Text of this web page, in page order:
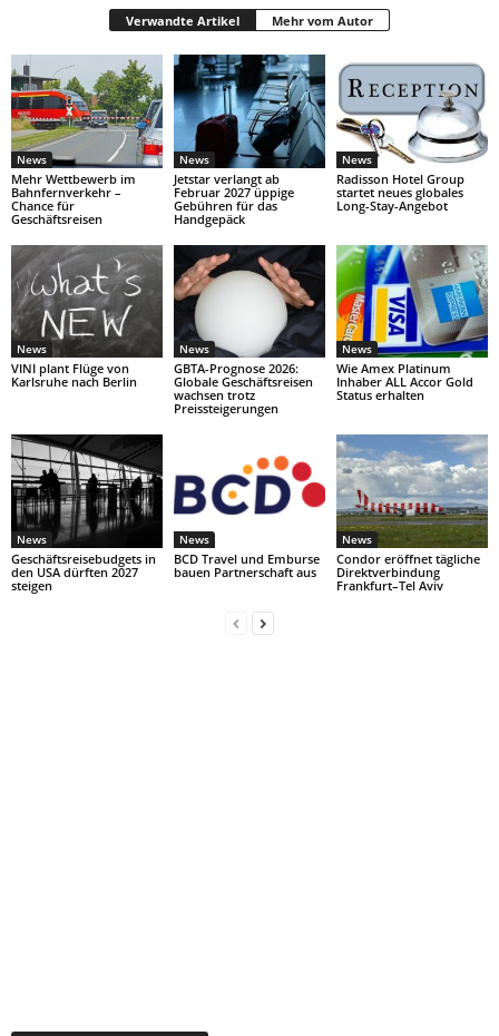
Verwandte Artikel Mehr vom Autor
News
Mehr Wettbewerb im
Bahnfernverkehr –
Chance für
Geschäftsreisen
News
Jetstar verlangt ab
Februar 2027 üppige
Gebühren für das
Handgepäck
News
Radisson Hotel Group
startet neues globales
Long-Stay-Angebot
News
VINI plant Flüge von
Karlsruhe nach Berlin
News
GBTA-Prognose 2026:
Globale Geschäftsreisen
wachsen trotz
Preissteigerungen
News
Wie Amex Platinum
Inhaber ALL Accor Gold
Status erhalten
News
Geschäftsreisebudgets in
den USA dürften 2027
steigen
News
BCD Travel und Emburse
bauen Partnerschaft aus
News
Condor eröffnet tägliche
Direktverbindung
Frankfurt–Tel Aviv